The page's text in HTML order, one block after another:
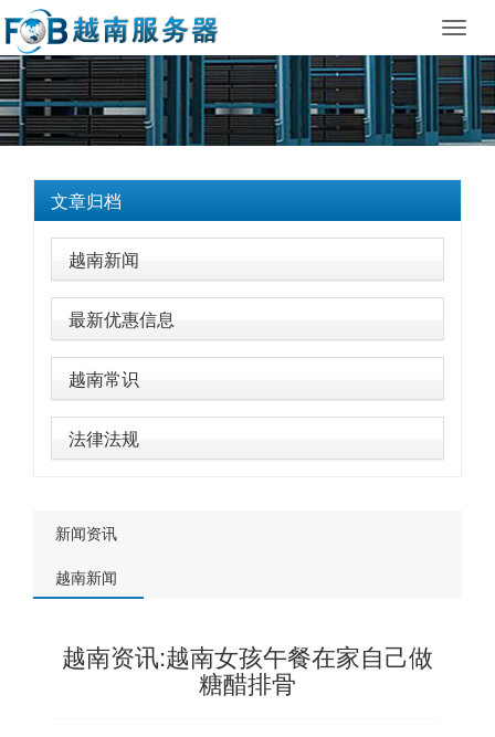
文章归档
越南新闻
最新优惠信息
越南常识
法律法规
新闻资讯
越南新闻
越南资讯:越南女孩午餐在家自己做
糖醋排骨